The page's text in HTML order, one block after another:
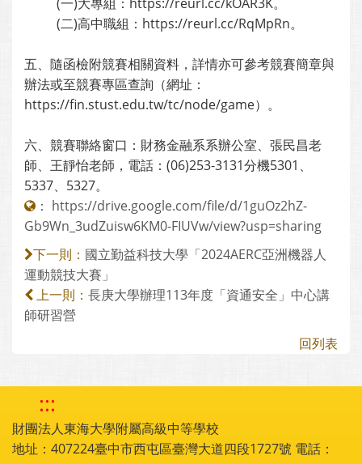
(二)高中職組：https://reurl.cc/RqMpRn。
五、隨函檢附競賽相關資料，詳情亦可參考競賽簡章與
辦法或至競賽專區查詢（網址：
https://fin.stust.edu.tw/tc/node/game）。
六、競賽聯絡窗口：財務金融系系辦公室、張民昌老
師、王靜怡老師，電話：(06)253-3131分機5301、
5337、5327。
： https://drive.google.com/file/d/1guOz2hZ-
Gb9Wn_3udZuisw6KM0-FIUVw/view?usp=sharing
下一則： 國立勤益科技大學「2024AERC亞洲機器人
運動競技大賽」
上一則： 長庚大學辦理113年度「資通安全」中心講
師研習營
回列表
:::
財團法人東海大學附屬高級中等學校
地址：407224臺中市西屯區臺灣大道四段1727號 電話：